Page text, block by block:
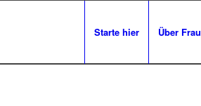
Starte hier Über